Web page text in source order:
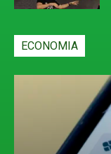
ECONOMIA